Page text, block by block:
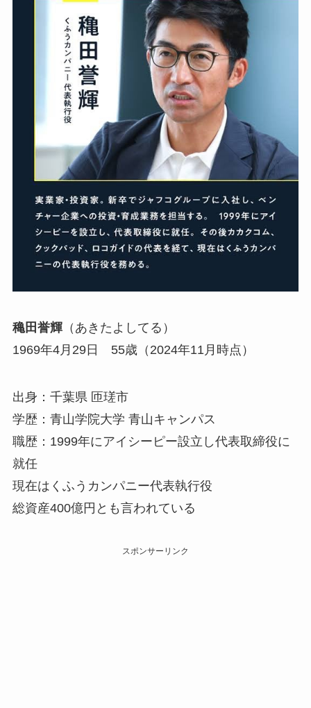
穐田誉輝（あきたよしてる）
1969年4月29日 55歳（2024年11月時点）
出身：千葉県 匝瑳市
学歴：青山学院大学 青山キャンパス
職歴：1999年にアイシーピー設立し代表取締役に
就任
現在はくふうカンパニー代表執行役
総資産400億円とも言われている
スポンサーリンク